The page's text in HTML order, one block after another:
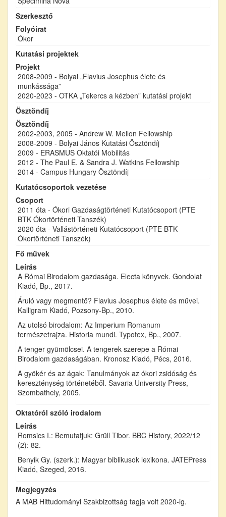
Szerkesztő
Folyóirat
Ókor
Kutatási projektek
Projekt
2008-2009 - Bolyai „Flavius Josephus élete és
munkássága”
2020-2023 - OTKA „Tekercs a kézben” kutatási projekt
Ösztöndíj
Ösztöndíj
2002-2003, 2005 - Andrew W. Mellon Fellowship
2008-2009 - Bolyai János Kutatási Ösztöndíj
2009 - ERASMUS Oktatói Mobilitás
2012 - The Paul E. & Sandra J. Watkins Fellowship
2014 - Campus Hungary Ösztöndíj
Kutatócsoportok vezetése
Csoport
2011 óta - Ókori Gazdaságtörténeti Kutatócsoport (PTE
BTK Ókortörténeti Tanszék)
2020 óta - Vallástörténeti Kutatócsoport (PTE BTK
Ókortörténeti Tanszék)
Fő művek
Leírás
A Római Birodalom gazdasága. Electa könyvek. Gondolat
Kiadó, Bp., 2017.
Áruló vagy megmentő? Flavius Josephus élete és művei.
Kalligram Kiadó, Pozsony-Bp., 2010.
Az utolsó birodalom: Az Imperium Romanum
természetrajza. Historia mundi. Typotex, Bp., 2007.
A tenger gyümölcsei. A tengerek szerepe a Római
Birodalom gazdaságában. Kronosz Kiadó, Pécs, 2016.
A gyökér és az ágak: Tanulmányok az ókori zsidóság és
kereszténység történetéből. Savaria University Press,
Szombathely, 2005.
Oktatóról szóló irodalom
Leírás
Romsics I.: Bemutatjuk: Grüll Tibor. BBC History, 2022/12
(2): 82.
Benyik Gy. (szerk.): Magyar biblikusok lexikona. JATEPress
Kiadó, Szeged, 2016.
Megjegyzés
A MAB Hittudományi Szakbizottság tagja volt 2020-ig.